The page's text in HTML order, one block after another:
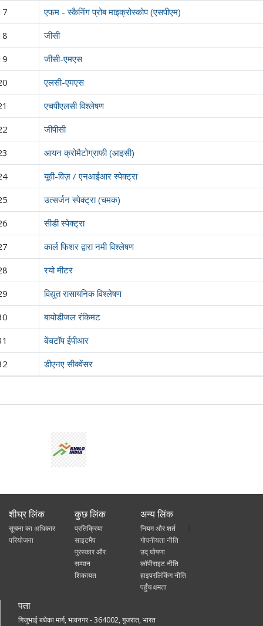
एफम - स्कैनिंग प्रोब माइक्रोस्कोप (एसपीएम)
जीसी
जीसी-एमएस
एलसी-एमएस
एचपीएलसी विश्लेषण
जीपीसी
आयन क्रोमैटोग्राफी (आइसी)
यूवी-विज़ / एनआईआर स्पेक्ट्रा
उत्सर्जन स्पेक्ट्रा (चमक)
सीडी स्पेक्ट्रा
कार्ल फिशर द्वारा नमी विश्लेषण
रयो मीटर
विद्युत रासायनिक विश्लेषण
बायोडीजल रंकिमट
बेंचटॉप ईपीआर
डीएनए सीक्वेंसर
शीघ्र लिंक
सूचना का अधिकार
परियोजना
कुछ लिंक
प्रतिक्रिया
साइटमैप
पुरस्कार और
सम्मान
शिकायत
अन्य लिंक
नियम और शर्त
गोपनीयता नीति
उद् घोषणा
कॉपीराइट नीति
हाइपरलिंकिंग नीति
पहुँच क्षमता
पता
गिजुभाई बधेका मार्ग, भावनगर - 364002, गुजरात, भारत